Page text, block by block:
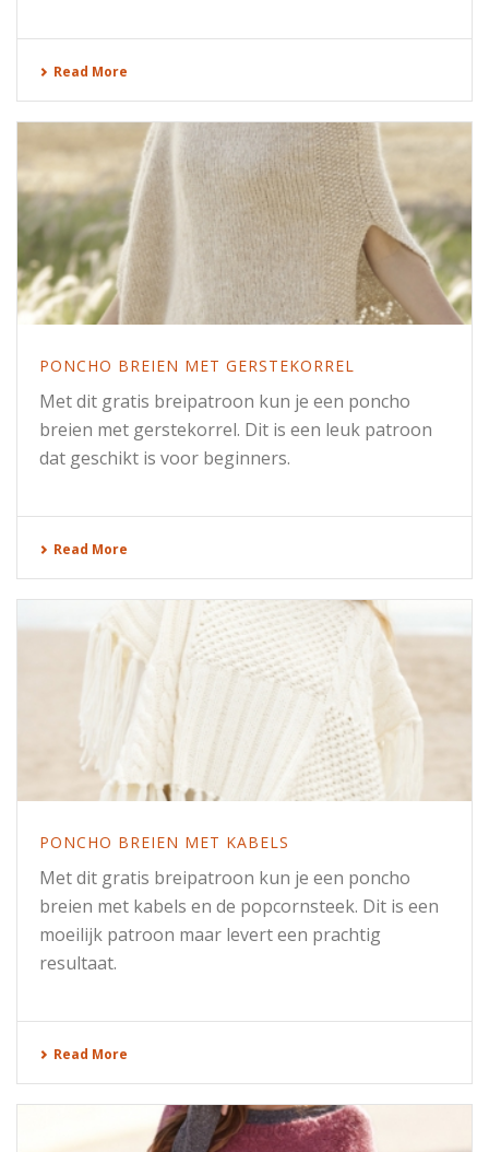
Read More
PONCHO BREIEN MET GERSTEKORREL
Met dit gratis breipatroon kun je een poncho
breien met gerstekorrel. Dit is een leuk patroon
dat geschikt is voor beginners.
Read More
PONCHO BREIEN MET KABELS
Met dit gratis breipatroon kun je een poncho
breien met kabels en de popcornsteek. Dit is een
moeilijk patroon maar levert een prachtig
resultaat.
Read More